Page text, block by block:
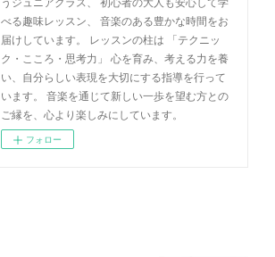
べる趣味レッスン、 音楽のある豊かな時間をお
届けしています。 レッスンの柱は 「テクニッ
ク・こころ・思考力」 心を育み、考える力を養
い、自分らしい表現を大切にする指導を行って
います。 音楽を通じて新しい一歩を望む方との
ご縁を、心より楽しみにしています。
フォロー